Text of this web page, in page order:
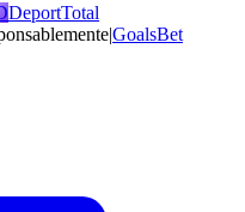
DeportTotal
|GoalsBet